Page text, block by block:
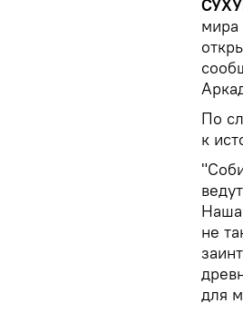
мира
По
к
Наша
не
для